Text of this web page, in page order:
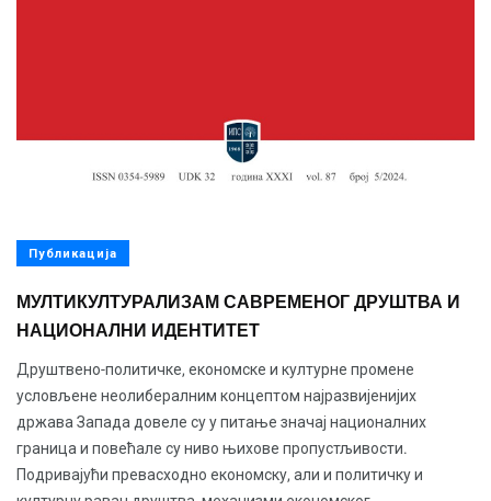
Публикација
МУЛТИКУЛТУРАЛИЗАМ САВРЕМЕНОГ ДРУШТВА И
НАЦИОНАЛНИ ИДЕНТИТЕТ
Друштвено-политичке, економске и културне промене
условљене неолибералним концептом најразвијенијих
држава Запада довеле су у питање значај националних
граница и повећале су ниво њихове пропустљивости.
Подривајући превасходно економску, али и политичку и